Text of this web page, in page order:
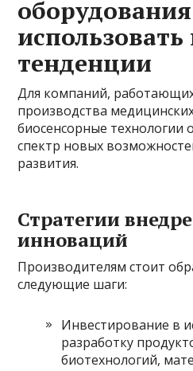
оборудования
тенденции
Для компаний,
производства
биосенсорные
спектр новых
развития.
Стратегии
инноваций
Производителям стоит
следующие шаги:
Инвестирование в
разработку
биотехнологий,